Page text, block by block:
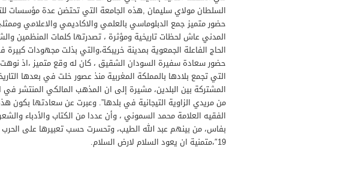
السلطان مولاي سليمان ,هذه الجامعة التي تحتضن عدة مؤسسات
حضور متميز جمع الدبلوماسي بالعلمي والاكاديمي والاعلامي
المدني عاش لحظات تاريخية ومؤثرة ، تصدرتها كلمات المنظمين
الحاج الفاعلة الجمعوية بمدينة خريبكة،والتي بذلت مجهودات
حضور سعادة سفيرة السودان الشقيق ، كان له وقع متميز ،اذ نوهت
التي تجمع بلادها بالمملكة المغربية منذ عصور خلت في بعدها
المشتركة بين البلدين، مشيرة إلى ان المذهب المالكي المنتشر في
من مريدي الزاوية التيجانية في بلدها”. وعبرت عن سعادتها بكون
الفقيه العلامة محمد السموني ، وأن عددا من الكتاب والأدباء
بفاس، من بينهم عبد الله الطيب، وتحسرت حسب تعبيرها على
19″،متمنية ان يعود السلام لارض السلام.